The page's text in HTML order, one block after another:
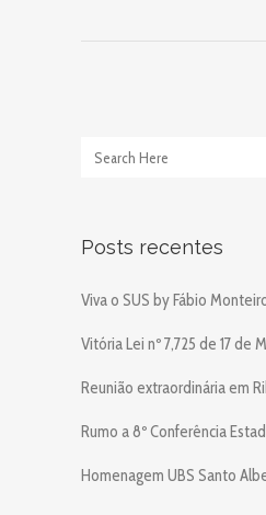
Posts recentes
Viva o SUS by Fábio
Vitória Lei nº 7,725 de 17 de
Reunião extraordinária em
Rumo a 8º Conferência
Homenagem UBS Santo